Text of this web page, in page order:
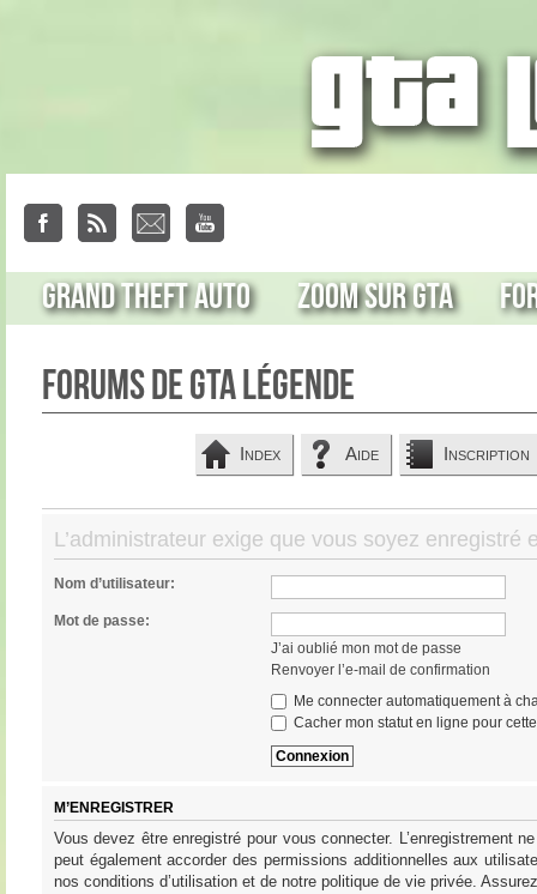
Grand Theft Auto Zoom sur GTA
Forums de GTA Légende
Index Aide Inscription
L’administrateur exige que vous soyez
Nom d’utilisateur:
Mot de passe:
J’ai oublié mon mot de passe
Renvoyer l’e-mail de confirmation
Me connecter automatiquement à
Cacher mon statut en ligne pour
M’ENREGISTRER
Vous devez être enregistré pour vous connecter. L’enregistrement
peut également accorder des permissions additionnelles aux
nos conditions d’utilisation et de notre politique de vie privée.